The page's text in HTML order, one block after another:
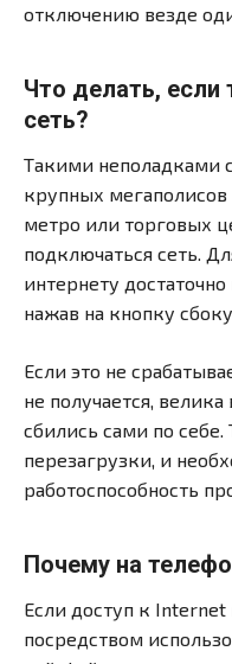
отключению везде
Что делать, если
сеть?
Такими неполадками
крупных
метро или торговых
подключаться сеть.
интернету
нажав на кнопку
Если это не
не получается,
сбились сами по
перезагрузки, и
работоспособность
Почему на
Если доступ к Internet
посредством